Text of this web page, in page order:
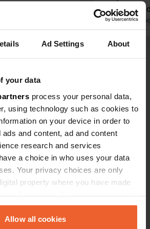
Ad Settings About
your data
process your personal data,
using technology such as cookies to
on your device in order to
and content, ad and content
research and services
a choice in who uses your data
Your privacy choices are only
property where you have made
Declaration or by clicking on
Allow all cookies
impossible
continuent
coupé.😡
Traduit par
Es-tu déjà venu ici ?
Souto Vizoso
Espagne
Copie